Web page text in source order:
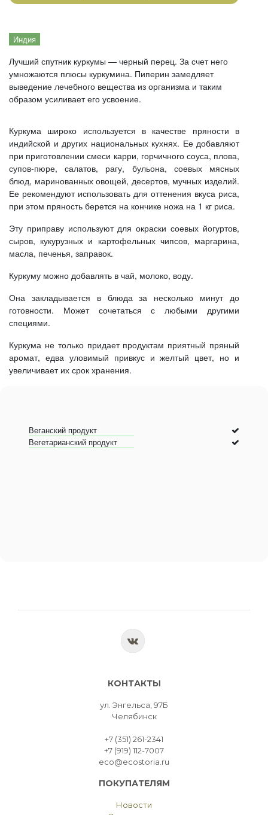
Индия
Лучший спутник куркумы — черный перец. За счет него
умножаются плюсы куркумина. Пиперин замедляет
выведение лечебного вещества из организма и таким
образом усиливает его усвоение.
Куркума широко используется в качестве пряности в
индийской и других национальных кухнях. Ее добавляют
при приготовлении смеси карри, горчичного соуса, плова,
супов-пюре, салатов, рагу, бульона, соевых мясных
блюд, маринованных овощей, десертов, мучных изделий.
Ее рекомендуют использовать для оттенения вкуса риса,
при этом пряность берется на кончике ножа на 1 кг риса.
Эту приправу используют для окраски соевых йогуртов,
сыров, кукурузных и картофельных чипсов, маргарина,
масла, печенья, заправок.
Куркуму можно добавлять в чай, молоко, воду.
Она закладывается в блюда за несколько минут до
готовности. Может сочетаться с любыми другими
специями.
Куркума не только придает продуктам приятный пряный
аромат, едва уловимый привкус и желтый цвет, но и
увеличивает их срок хранения.
Веганский продукт
Вегетарианский продукт
КОНТАКТЫ
ул. Энгельса, 97Б
Челябинск
+7 (351) 261-2341
+7 (919) 112-7007
eco@ecostoria.ru
ПОКУПАТЕЛЯМ
Новости